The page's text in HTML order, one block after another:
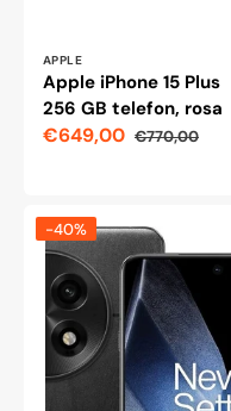
Leverantör:
APPLE
Apple iPhone 15 Plus
256 GB telefon, rosa
Reapris
€649,00
Ordinarie
€770,00
OnePlus
13
256/12
GB,
svart
Eclipse
-40%